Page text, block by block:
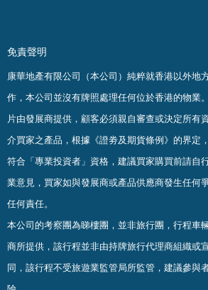
免責聲明
康華地產有限公司（本公司）純粹就香港以外地
作，本公司並沒有牌照處理任何位於香港的物業。
片由發展商提供，顧客必須親自審查或決定所有
介買家之產品，根據《證劵及期貨條例》的界定
符合「專業投資者」資格，建議買家購買前請自
業意見，買家如與發展商或產品供應商發生任何
任何責任。
本公司的考察團為睇樓團，並非旅行團，行程車
商所提供，該行程並非由持牌旅行代理商組織或
同，該行程不受旅遊業監管局所監管，建議參與